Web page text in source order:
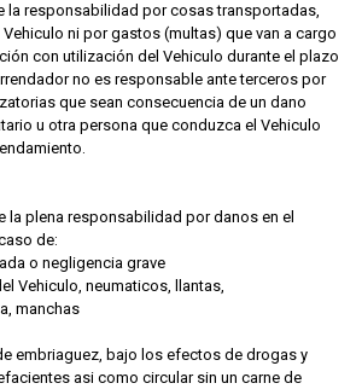
la responsabilidad por cosas transportadas,
ni por gastos (multas) que van a cargo
con utilización del Vehiculo durante el plazo
no es responsable ante terceros por
que sean consecuencia de un dano
u otra persona que conduzca el Vehiculo
la plena responsabilidad por danos en el
de:
o negligencia grave
Vehiculo, neumaticos, llantas,
manchas
embriaguez, bajo los efectos de drogas y
asi como circular sin un carne de